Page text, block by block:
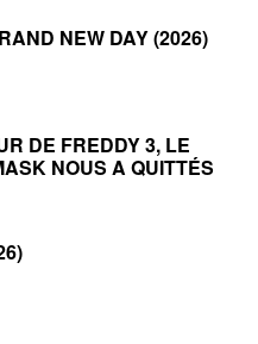
NEW DAY (2026)
DE FREDDY 3, LE
NOUS A QUITTÉS